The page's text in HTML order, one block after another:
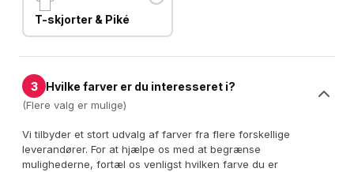
T-skjorter & Piké
3 Hvilke farver er du interesseret i?
(Flere valg er mulige)
Vi tilbyder et stort udvalg af farver fra flere forskellige
leverandører. For at hjælpe os med at begrænse
mulighederne, fortæl os venligst hvilken farve du er